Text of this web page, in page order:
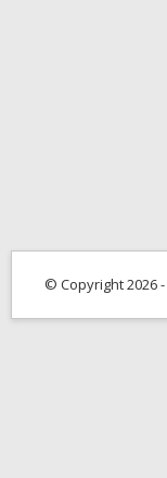
© Copyright 2026 -